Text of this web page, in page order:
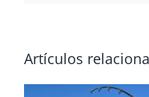
Artículos